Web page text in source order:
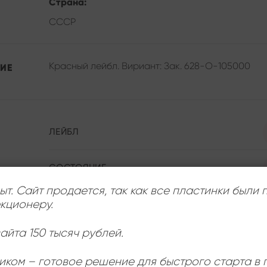
СССР
Красный лейбл. Вириант: Зак. 628-О-105000
ЛЕЙБЛ
СОСТОЯНИЕ
ИСПОЛНИТЕЛЬ
РАЗМЕР ПЛАСТИНКИ
Сайт продается, так как все пластинки были
150 тысяч рублей.
– готовое решение для быстрого старта в